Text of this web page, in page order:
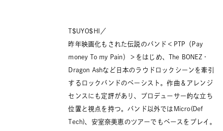
T$UYO$HI／
昨年映画化もされた伝説のバンド＜PTP（Pay
money To my Pain）＞をはじめ、The BONEZ・
Dragon Ashなど日本のラウドロックシーンを牽引
するロックバンドのベーシスト。作曲＆アレンジ
センスにも定評があり、プロデューサー的な立ち
位置と視点を持つ。バンド以外ではMicro(Def
Tech)、安室奈美恵のツアーでもベースをプレイ。